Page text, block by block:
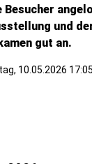
Besucher
und
gut an.
10.05.2026 17:05